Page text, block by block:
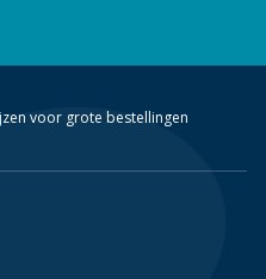
Hoge korting!